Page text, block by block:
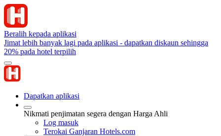
Beralih kepada aplikasi
Jimat lebih banyak lagi pada aplikasi - dapatkan diskaun sehingga
20% pada hotel terpilih
Dapatkan aplikasi
Nikmati penjimatan segera dengan Harga Ahli
Log masuk
Terokai Ganjaran Hotels.com